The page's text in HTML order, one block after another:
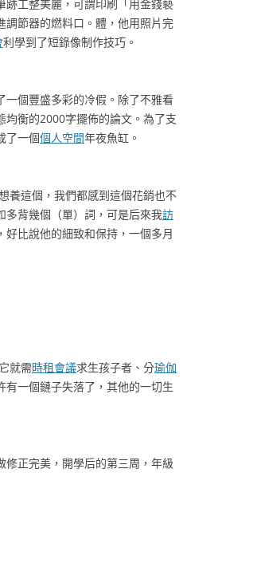
工整美麗，可謂印刷「用金錢褻
節器的燃料口。體，他用照片完
利學到了短錄像制作技巧。
個豐盛多彩的冷假。除了不雅看
均衡的2000字擺佈的論文。為了支
了一個個人空間年夜魚缸。
這個，我們都感到這個花銷也不
多背幾個（單）詞，可是后來我訪
比說他的細致和保持，一個多月
就需時租會議求生孩子者、分瑜伽
一個鏈子失落了，其他的一切生
正完美，開學后的第三周，年級